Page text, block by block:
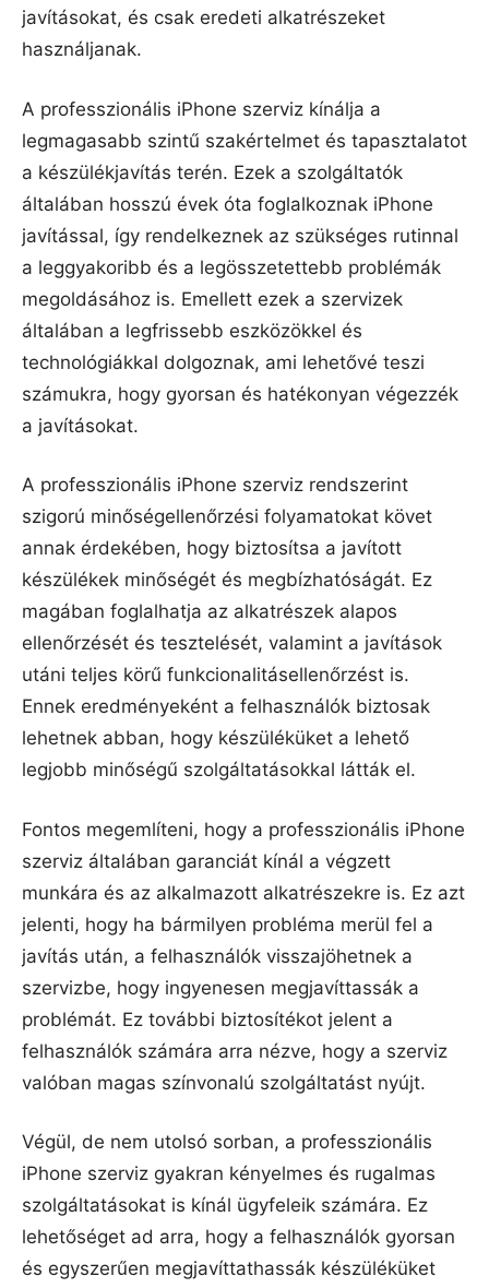
javításokat, és csak eredeti alkatrészeket
használjanak.
A professzionális iPhone szerviz kínálja a
legmagasabb szintű szakértelmet és tapasztalatot
a készülékjavítás terén. Ezek a szolgáltatók
általában hosszú évek óta foglalkoznak iPhone
javítással, így rendelkeznek az szükséges rutinnal
a leggyakoribb és a legösszetettebb problémák
megoldásához is. Emellett ezek a szervizek
általában a legfrissebb eszközökkel és
technológiákkal dolgoznak, ami lehetővé teszi
számukra, hogy gyorsan és hatékonyan végezzék
a javításokat.
A professzionális iPhone szerviz rendszerint
szigorú minőségellenőrzési folyamatokat követ
annak érdekében, hogy biztosítsa a javított
készülékek minőségét és megbízhatóságát. Ez
magában foglalhatja az alkatrészek alapos
ellenőrzését és tesztelését, valamint a javítások
utáni teljes körű funkcionalitásellenőrzést is.
Ennek eredményeként a felhasználók biztosak
lehetnek abban, hogy készüléküket a lehető
legjobb minőségű szolgáltatásokkal látták el.
Fontos megemlíteni, hogy a professzionális iPhone
szerviz általában garanciát kínál a végzett
munkára és az alkalmazott alkatrészekre is. Ez azt
jelenti, hogy ha bármilyen probléma merül fel a
javítás után, a felhasználók visszajöhetnek a
szervizbe, hogy ingyenesen megjavíttassák a
problémát. Ez további biztosítékot jelent a
felhasználók számára arra nézve, hogy a szerviz
valóban magas színvonalú szolgáltatást nyújt.
Végül, de nem utolsó sorban, a professzionális
iPhone szerviz gyakran kényelmes és rugalmas
szolgáltatásokat is kínál ügyfeleik számára. Ez
lehetőséget ad arra, hogy a felhasználók gyorsan
és egyszerűen megjavíttathassák készüléküket